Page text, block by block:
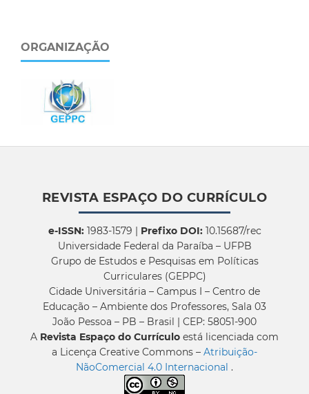
ORGANIZAÇÃO
REVISTA ESPAÇO DO CURRÍCULO
e-ISSN:1983-1579 | Prefixo DOI:10.15687/rec
Universidade Federal da Paraíba – UFPB
Grupo de Estudos e Pesquisas em Políticas
Curriculares (GEPPC)
Cidade Universitária – Campus I – Centro de
Educação – Ambiente dos Professores, Sala 03
João Pessoa – PB – Brasil | CEP: 58051-900
A Revista Espaço do Currículo está licenciada com
a Licença Creative Commons – Atribuição-
NãoComercial 4.0 Internacional .